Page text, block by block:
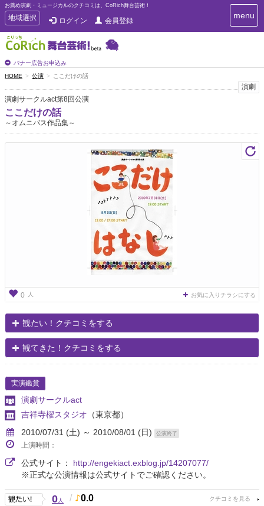
お薦め演劇・ミュージカルのクチコミは、CoRich舞台芸術！
T
o
g
g
e
n
a
v
i
g
地域選択 ログイン 会員登録
バナー広告お申込み
T
o
g
a
menu
HOME 公演 ここだけの話
演劇
演劇サークルact第8回公演
ここだけの話
～オムニバス作品集～
0 人 お気に入りチラシにする
観たい！クチコミをする
観てきた！クチコミをする
実演鑑賞
演劇サークルact
吉祥寺櫂スタジオ （東京都）
2010/07/31 (土) ～ 2010/08/01 (日)
公演終了
上演時間：
公式サイト： http://engekiact.exblog.jp/14207077/
※正式な公演情報は公式サイトでご確認ください。
0人 / 0.0